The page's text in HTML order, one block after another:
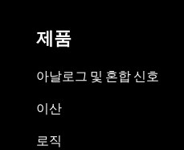
제품
아날로그 및 혼합 신호
이산
로직